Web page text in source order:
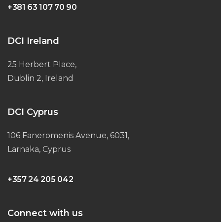
+381 63 107 70 90
DCI Ireland
25 Herbert Place,
Dublin 2, Ireland
DCI Cyprus
106 Faneromenis Avenue, 6031,
Larnaka, Cyprus
+357 24 205 042
Connect with us